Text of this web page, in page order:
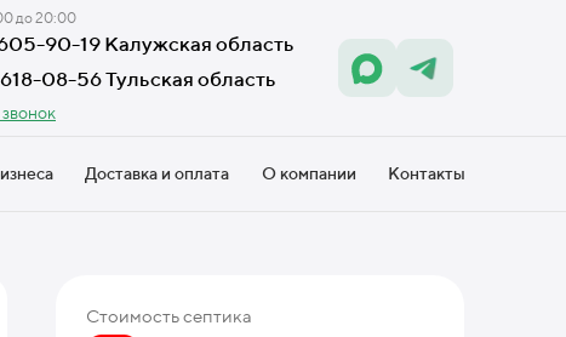
до 20:00
90-19 Калужская область
08-56 Тульская область
Доставка и оплата О компании Контакты
Стоимость септика